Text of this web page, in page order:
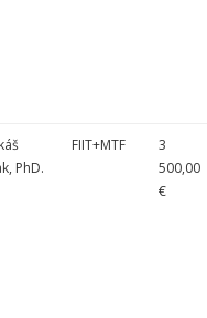
PhD.
FIIT+MTF
3
500,00
€